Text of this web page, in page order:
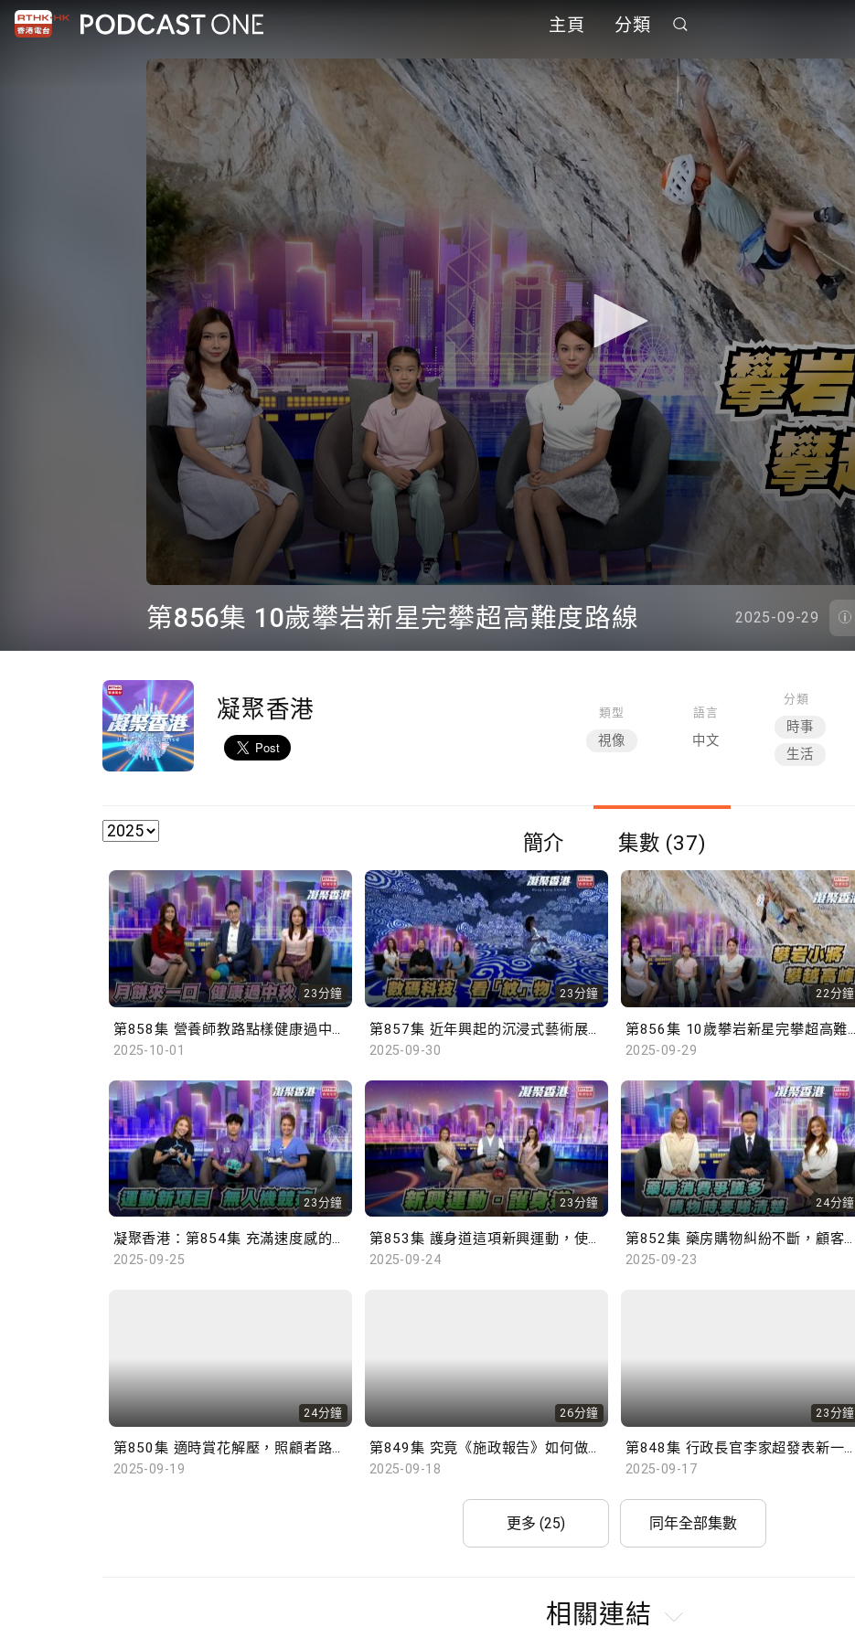
主頁 分類
seconds
of
22
minutes,
seconds
90%
第856集 10歲攀岩新星完攀超高難度路線 2025-09-29
凝聚香港 類型
視像
語言
中文
分類
時事
生活
簡介 集數 (37)
23分鐘
2025-10-01
23分鐘
2025-09-30
22分鐘
2025-09-29
23分鐘
凝聚香港：第854集 充滿速度感的無人機競速賽，挑戰運動員的操控能力。
2025-09-25
23分鐘
第853集 護身道這項新興運動，使用軟海綿武器學習武士道和武德，齊來了解更多！
2025-09-24
24分鐘
第852集 藥房購物糾紛不斷，顧客應當消費精明！
2025-09-23
24分鐘
第850集 適時賞花解壓，照顧者路上不孤單！
2025-09-19
26分鐘
第849集 究竟《施政報告》如何做到「發揮優勢 同創未來」？
2025-09-18
23分鐘
第848集 行政長官李家超發表新一份施政報告，學者有何見解？
2025-09-17
更多 (25) 同年全部集數
相關連結